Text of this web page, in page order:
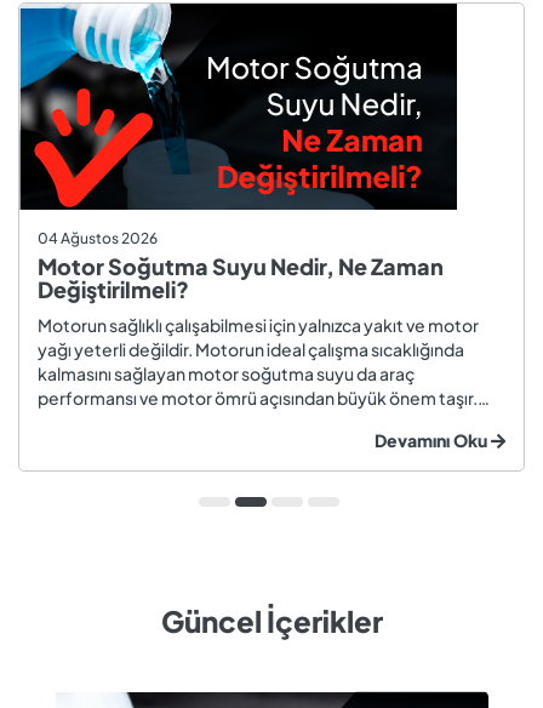
04 Ağustos 2026
Motor Soğutma Suyu Nedir, Ne Zaman
Değiştirilmeli?
Motorun sağlıklı çalışabilmesi için yalnızca yakıt ve motor
yağı yeterli değildir. Motorun ideal çalışma sıcaklığında
kalmasını sağlayan motor soğutma suyu da araç
performansı ve motor ömrü açısından büyük önem taşır.
değiştirilmeyen soğutma suyu; hararet, korozyon, motor
arızaları ve yüksek onarım ma...
Devamını Oku
Güncel İçerikler